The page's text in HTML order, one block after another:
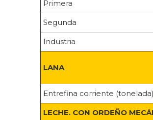
Primera
Segunda
Industria
LANA
Entrefina corriente (tonelada)
LECHE. CON ORDEÑO